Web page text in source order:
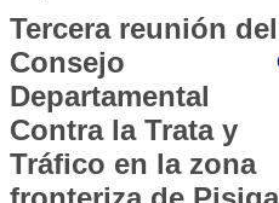
Tercera reunión del
Consejo
Departamental
Contra la Trata y
Tráfico en la zona